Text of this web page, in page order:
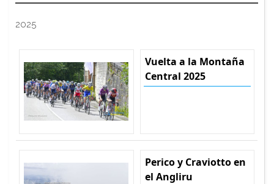
2025
Vuelta a la Montaña
Central 2025
Perico y Craviotto en
el Angliru